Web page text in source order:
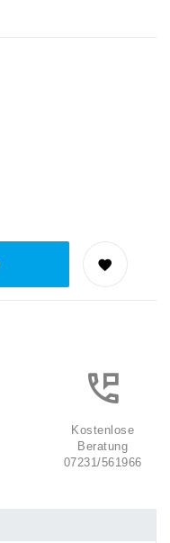
Kostenlose
Beratung
07231/561966